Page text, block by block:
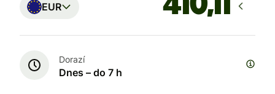
EUR
Dorazí
Dnes – do 7 h